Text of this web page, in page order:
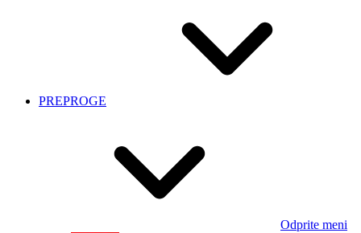
PREPROGE
Odprite meni